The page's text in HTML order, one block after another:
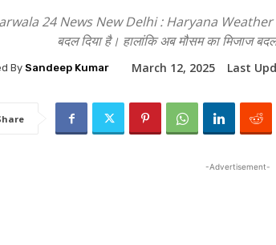
24 News New Delhi : Haryana Weather
बदल दिया है। हालांकि अब मौसम का मिजाज
By Sandeep Kumar March 12, 2025 Last
-Advertisement-